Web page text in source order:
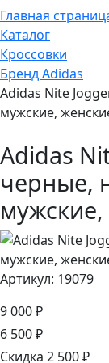
Главная
Каталог
Кроссовки
Бренд Adidas
Adidas Nite
мужские,
Adidas
черные,
Артикул: 19079
9 000 ₽
6 500 ₽
Скидка 2 500 ₽